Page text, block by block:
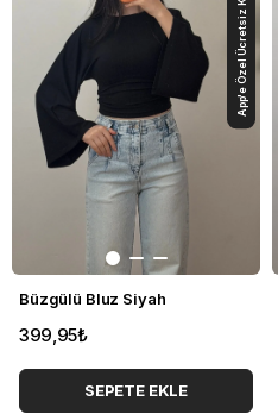
Büzgülü Bluz Siyah
399,95₺
SEPETE EKLE
App'e Özel Ücretsiz Kargo